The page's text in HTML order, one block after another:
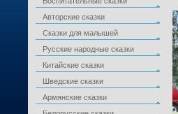
Авторские сказки
Сказки для малышей
Русские народные сказки
Китайские сказки
Шведские сказки
Армянские сказки